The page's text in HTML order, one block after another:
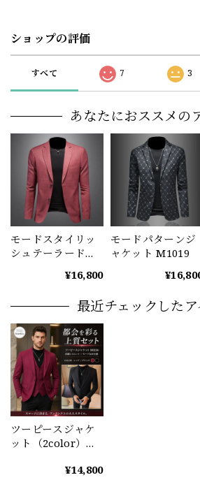
ショップの評価
すべて 7 3
あなたにおススメの
モードスタイリッ
シュテーラードジ
（2color） M0974
¥16,800
モードパターンジ
ャケット M1019
最近チェックしたア
ツーピースジャケ
ット（2color）
¥14,800